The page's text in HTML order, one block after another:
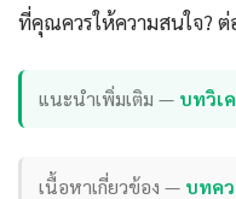
ที่คุณควรให้ความสนใจ?
แนะนำเพิ่มเติม — บทวิเ
เนื้อหาเกี่ยวข้อง — บทคว